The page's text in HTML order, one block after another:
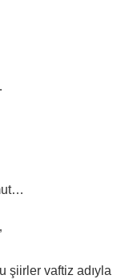
şiirler vaftiz adıyla